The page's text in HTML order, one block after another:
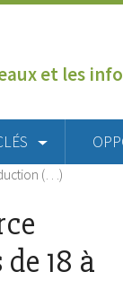
et les
(…)
18 à